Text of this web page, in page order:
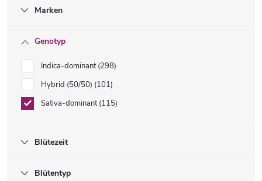
Marken
Genotyp
Indica-dominant 298
Hybrid (50/50) 101
Sativa-dominant 115
Blütezeit
Blütentyp